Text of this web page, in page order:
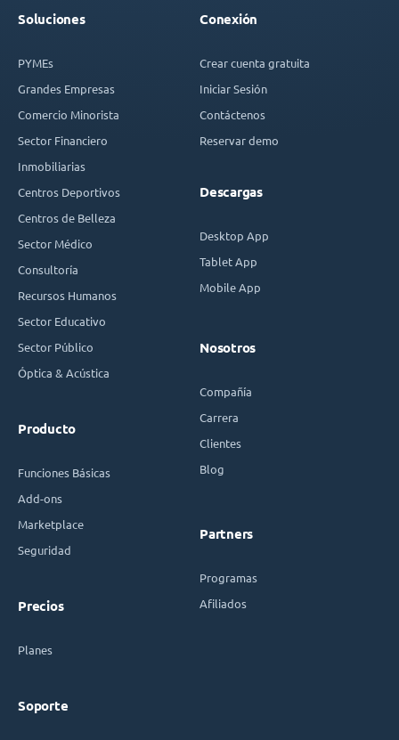
Soluciones
PYMEs
Grandes Empresas
Comercio Minorista
Sector Financiero
Inmobiliarias
Centros Deportivos
Centros de Belleza
Sector Médico
Consultoría
Recursos Humanos
Sector Educativo
Sector Público
Óptica & Acústica
Producto
Funciones Básicas
Add-ons
Marketplace
Seguridad
Precios
Planes
Soporte
Conexión
Crear cuenta gratuita
Iniciar Sesión
Contáctenos
Reservar demo
Descargas
Desktop App
Tablet App
Mobile App
Nosotros
Compañía
Carrera
Clientes
Blog
Partners
Programas
Afiliados